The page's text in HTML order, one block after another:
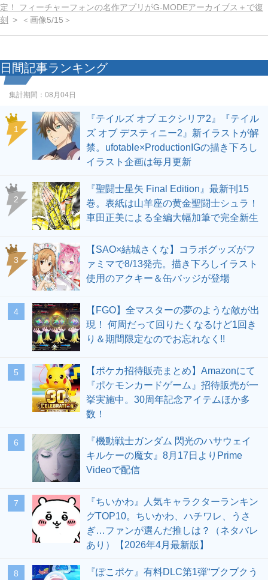
定！ フィーチャーフォンの名作アプリがG-MODEアーカイブス＋で復
刻
＜画像5/15＞
日間記事ランキング
集計期間： 08月04日
1
『テイルズ オブ エクシリア2』『テイル
ズ オブ デスティニー2』新イラストが解
禁。ufotable×ProductionIGの描き下ろし
イラスト企画は毎月更新
2
『聖闘士星矢 Final Edition』最新刊15
巻。表紙は山羊座の黄金聖闘士シュラ！
車田正美による全編大幅加筆で完全新生
3
【SAO×結城さくな】コラボグッズがフ
ァミマで8/13発売。描き下ろしイラスト
使用のアクキー＆缶バッジが登場
4
【FGO】全マスターの夢のような敵が出
現！ 何周だって回りたくなるけど1回き
り＆期間限定なのでお忘れなく!!
5
【ポケカ招待販売まとめ】Amazonにて
『ポケモンカードゲーム』招待販売が一
挙実施中。30周年記念アイテムほか多
数！
6
『機動戦士ガンダム 閃光のハサウェイ
キルケーの魔女』8月17日よりPrime
Videoで配信
7
『ちいかわ』人気キャラクターランキン
グTOP10。ちいかわ、ハチワレ、うさ
ぎ…ファンが選んだ推しは？（ネタバレ
あり）【2026年4月最新版】
8
『ぽこポケ』有料DLC第1弾“ブクブクう